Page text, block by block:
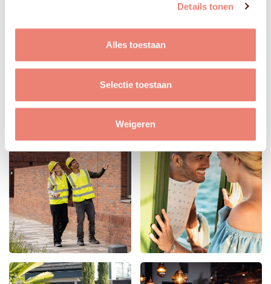
Details tonen
Alles toestaan
Selectie toestaan
Weigeren